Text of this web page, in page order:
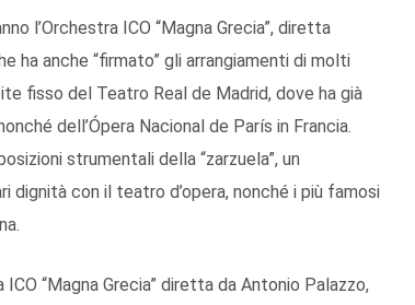
l’Orchestra ICO “Magna Grecia”, diretta
ha anche “firmato” gli arrangiamenti di molti
fisso del Teatro Real de Madrid, dove ha già
dell’Ópera Nacional de París in Francia.
strumentali della “zarzuela”, un
dignità con il teatro d’opera, nonché i più famosi
“Magna Grecia” diretta da Antonio Palazzo,